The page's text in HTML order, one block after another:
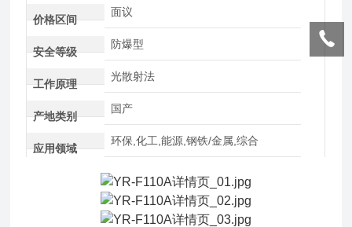
价格区间
面议
安全等级
防爆型
工作原理
光散射法
产地类别
国产
应用领域
环保,化工,能源,钢铁/金属,综合